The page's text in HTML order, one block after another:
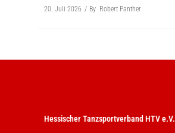
20. Juli 2026 By Robert Panther
Hessischer Tanzsportverband HTV e.V.